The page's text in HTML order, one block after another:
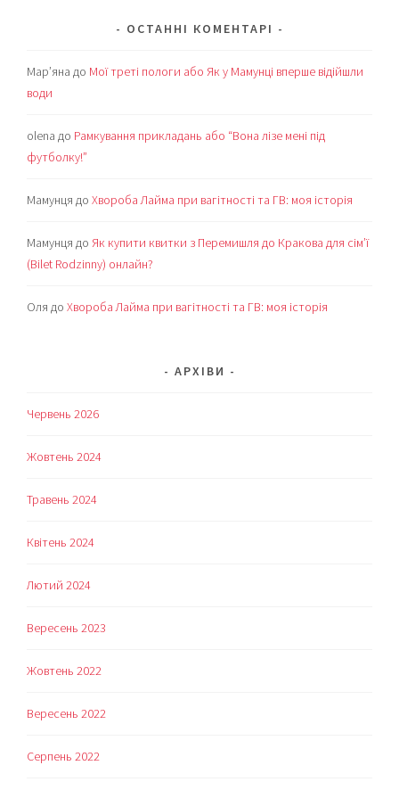
ОСТАННІ КОМЕНТАРІ
Мар’яна до Мої треті пологи або Як у Мамунці вперше відійшли
води
olena до Рамкування прикладань або “Вона лізе мені під
футболку!”
Мамунця доХвороба Лайма при вагітності та ГВ: моя історія
Мамунця до Як купити квитки з Перемишля до Кракова для сім’ї
(Bilet Rodzinny) онлайн?
Оля доХвороба Лайма при вагітності та ГВ: моя історія
АРХІВИ
Червень 2026
Жовтень 2024
Травень 2024
Квітень 2024
Лютий 2024
Вересень 2023
Жовтень 2022
Вересень 2022
Серпень 2022